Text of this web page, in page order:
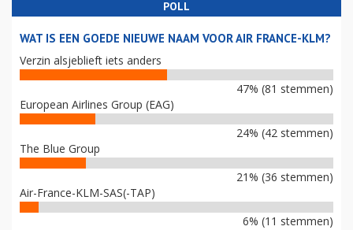
POLL
WAT IS EEN GOEDE NIEUWE NAAM VOOR AIR FRANCE-KLM?
Verzin alsjeblieft iets anders
47% (81 stemmen)
European Airlines Group (EAG)
24% (42 stemmen)
The Blue Group
21% (36 stemmen)
Air-France-KLM-SAS(-TAP)
6% (11 stemmen)